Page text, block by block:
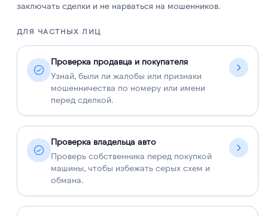
заключать сделки и не нарваться на мошенников.
ДЛЯ ЧАСТНЫХ ЛИЦ
Проверка продавца и покупателя
Узнай, были ли жалобы или признаки
мошенничества по номеру или имени
перед сделкой.
Проверка владельца авто
Проверь собственника перед покупкой
машины, чтобы избежать серых схем и
обмана.